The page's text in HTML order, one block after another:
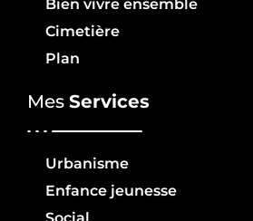
Bien vivre ensemble
Cimetière
Plan
Mes Services
Urbanisme
Enfance jeunesse